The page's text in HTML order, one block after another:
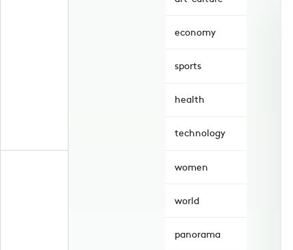
economy
sports
health
technology
women
world
panorama